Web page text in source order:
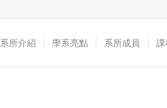
系所介紹 學系亮點 系所成員